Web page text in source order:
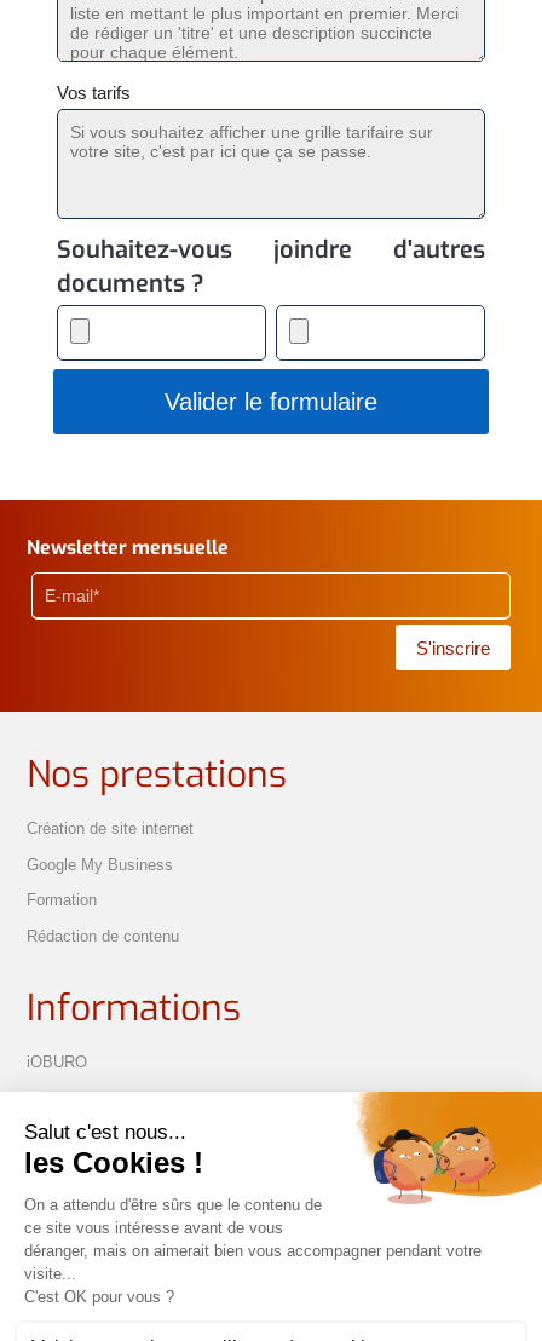
Vos tarifs
Souhaitez-vous joindre d'autres
documents ?
Valider le formulaire
Newsletter mensuelle
S'inscrire
Nos prestations
Création de site internet
Google My Business
Formation
Rédaction de contenu
Informations
iOBURO
Process de création web
Présenter son projet
Réalisations
1B chem. de Costechalde 48100 Marvejols